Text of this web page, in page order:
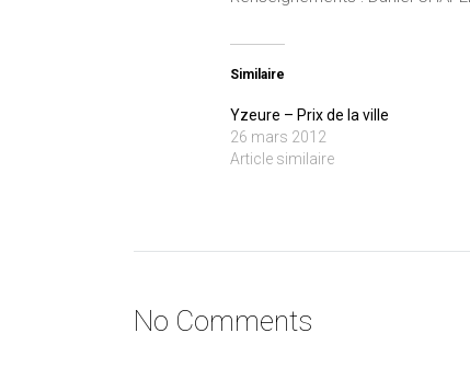
Similaire
Yzeure – Prix de la ville
26 mars 2012
Article similaire
No Comments